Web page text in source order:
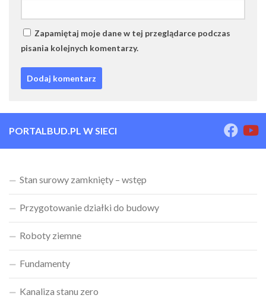
Zapamiętaj moje dane w tej przeglądarce podczas
pisania kolejnych komentarzy.
PORTALBUD.PL W SIECI
Stan surowy zamknięty – wstęp
Przygotowanie działki do budowy
Roboty ziemne
Fundamenty
Kanaliza stanu zero